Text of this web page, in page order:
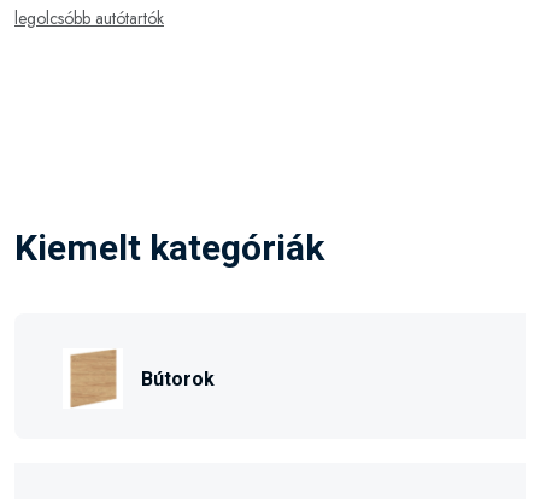
legolcsóbb autótartók
Kiemelt kategóriák
Bútorok